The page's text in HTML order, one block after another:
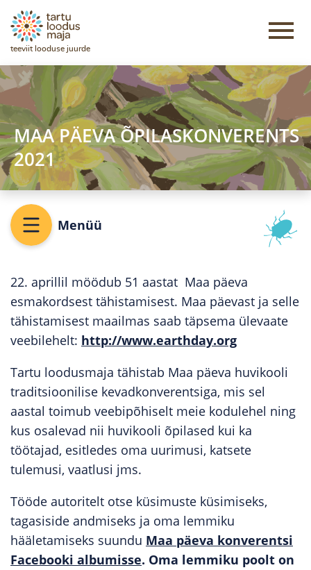
teeviit looduse juurde
MAA PÄEVA ÕPILASKONVERENTS
2021
Menüü
22. aprillil möödub 51 aastat Maa päeva
esmakordsest tähistamisest. Maa päevast ja selle
tähistamisest maailmas saab täpsema ülevaate
veebilehelt: http://www.earthday.org
Tartu loodusmaja tähistab Maa päeva huvikooli
traditsioonilise kevadkonverentsiga, mis sel
aastal toimub veebipõhiselt meie kodulehel ning
kus osalevad nii huvikooli õpilased kui ka
töötajad, esitledes oma uurimusi, katsete
tulemusi, vaatlusi jms.
Tööde autoritelt otse küsimuste küsimiseks,
tagasiside andmiseks ja oma lemmiku
hääletamiseks suundu Maa päeva konverentsi
Facebooki albumisse. Oma lemmiku poolt on